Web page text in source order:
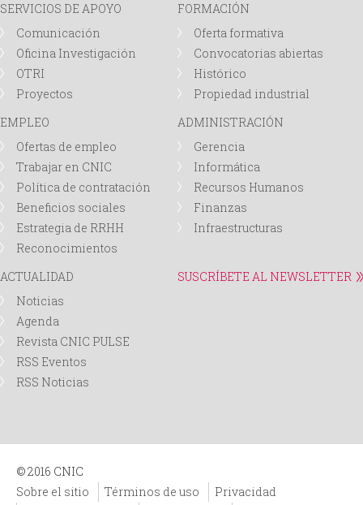
SERVICIOS DE APOYO
Comunicación
Oficina Investigación
OTRI
Proyectos
FORMACIÓN
Oferta formativa
Convocatorias abiertas
Histórico
Propiedad industrial
EMPLEO
Ofertas de empleo
Trabajar en CNIC
Política de contratación
Beneficios sociales
Estrategia de RRHH
Reconocimientos
ADMINISTRACIÓN
Gerencia
Informática
Recursos Humanos
Finanzas
Infraestructuras
ACTUALIDAD
Noticias
Agenda
Revista CNIC PULSE
RSS Eventos
RSS Noticias
SUSCRÍBETE AL NEWSLETTER
© 2016 CNIC
Sobre el sitio
Términos de uso
Privacidad